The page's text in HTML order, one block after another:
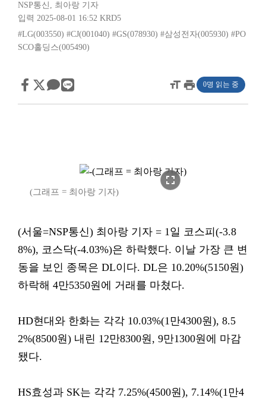
NSP통신 , 최아랑 기자
입력 2025-08-01 16:52 KRD5
#LG(003550) #CJ(001040) #GS(078930) #삼성전자(005930) #PO
SCO홀딩스(005490)
format_sizeprint 0명 읽는 중
fullscreen
(그래프 = 최아랑 기자)
(서울=NSP통신) 최아랑 기자 = 1일 코스피(-3.8
8%), 코스닥(-4.03%)은 하락했다. 이날 가장 큰 변
동을 보인 종목은 DL이다. DL은 10.20%(5150원)
하락해 4만5350원에 거래를 마쳤다.
HD현대와 한화는 각각 10.03%(1만4300원), 8.5
2%(8500원) 내린 12만8300원, 9만1300원에 마감
됐다.
HS효성과 SK는 각각 7.25%(4500원), 7.14%(1만4